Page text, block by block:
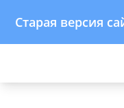
Старая версия